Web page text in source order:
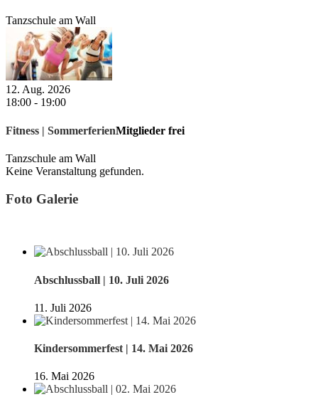
Tanzschule am Wall
12. Aug. 2026
18:00 - 19:00
Fitness | SommerferienMitglieder frei
Tanzschule am Wall
Keine Veranstaltung gefunden.
Foto Galerie
Abschlussball | 10. Juli 2026
11. Juli 2026
Kindersommerfest | 14. Mai 2026
16. Mai 2026